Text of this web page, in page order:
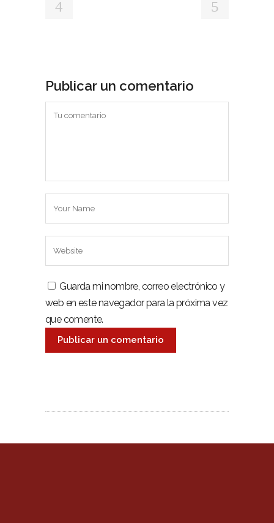
Publicar un comentario
Guarda mi nombre, correo electrónico y
web en este navegador para la próxima vez
que comente.